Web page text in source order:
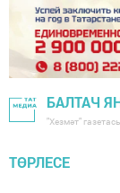
БАЛТАЧ
"Хезмәт"
ТӨРЛЕСЕ